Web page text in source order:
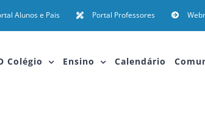
Alunos e Pais Portal Professores
Colégio Ensino Calendário